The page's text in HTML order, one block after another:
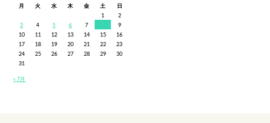
月 火 水 木 金 土
日
1
2
3
4 5 6 7
9
10
11 12 13 14 15
16
17
18 19 20 21 22
23
24
25 26 27 28 29
30
31
« 7月